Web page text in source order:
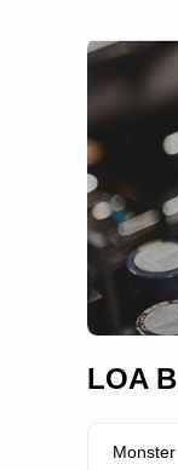
LOA
Monster